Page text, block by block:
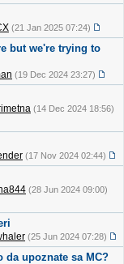
(21 Jan 2025 07:24)
but we're trying to
(19 Dec 2024 23:27)
(14 Dec 2024 18:56)
(17 Nov 2024 02:44)
(28 Jun 2024 09:00)
(25 Jun 2024 07:28)
da upoznate sa MC?